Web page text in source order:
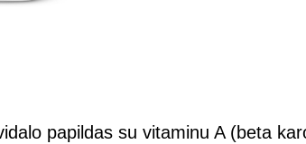
papildas su vitaminu A (beta